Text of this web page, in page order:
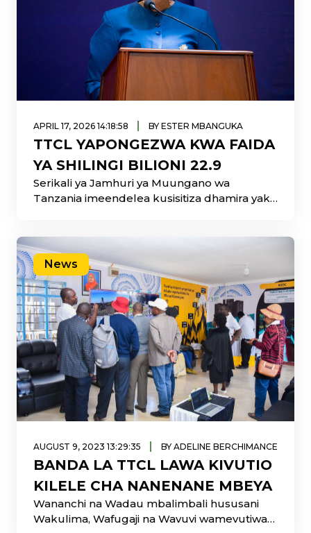
APRIL 17, 2026 14:18:58 | BY ESTER MBANGUKA
TTCL YAPONGEZWA KWA FAIDA
YA SHILINGI BILIONI 22.9
Serikali ya Jamhuri ya Muungano wa
Tanzania imeendelea kusisitiza dhamira yake
na kuonyesha mwelekeo chanya wa ukuaji
wa kibiashara.
News
AUGUST 9, 2023 13:29:35 BY ADELINE BERCHIMANCE
BANDA LA TTCL LAWA KIVUTIO
KILELE CHA NANENANE MBEYA
Wananchi na Wadau mbalimbali hususani
Wakulima, Wafugaji na Wavuvi wamevutiwa